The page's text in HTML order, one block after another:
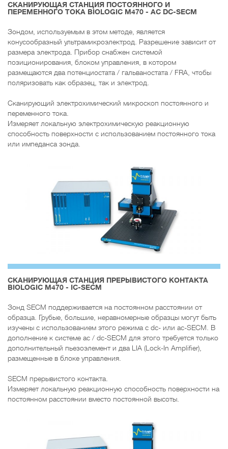
CКАНИРУЮЩАЯ СТАНЦИЯ ПОСТОЯННОГО И
ПЕРЕМЕННОГО ТОКА BIOLOGIC M470 - AC DC-SECM
Зондом, используемым в этом методе, является
конусообразный ультрамикроэлектрод. Разрешение зависит от
размера электрода. Прибор снабжен системой
позиционирования, блоком управления, в котором
размещаются два потенциостата / гальваностата / FRA, чтобы
поляризовать как образец, так и электрод.
Сканирующий электрохимический микроскоп постоянного и
переменного тока.
Измеряет локальную электрохимическую реакционную
способность поверхности с использованием постоянного тока
или импеданса зонда.
CКАНИРУЮЩАЯ СТАНЦИЯ ПРЕРЫВИСТОГО КОНТАКТА
BIOLOGIC M470 - IC-SECM
Зонд SECM поддерживается на постоянном расстоянии от
образца. Грубые, большие, неравномерные образцы могут быть
изучены с использованием этого режима с dc- или ac-SECM. В
дополнение к системе ac / dc-SECM для этого требуется только
дополнительный пьезоэлемент и два LIA (Lock-In Amplifier),
размещенные в блоке управления.
SECM прерывистого контакта.
Измеряет локальную реакционную способность поверхности на
постоянном расстоянии вместо постоянной высоты.